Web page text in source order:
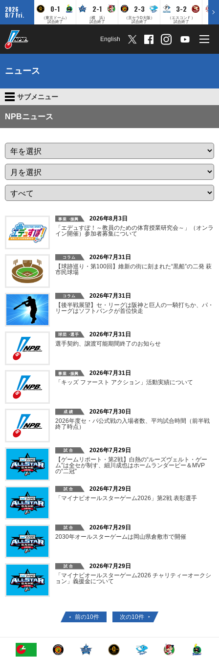
2026
8/7 Fri.
0-1
（東京ドーム）
試合終了
2-1
（横 浜）
試合終了
2-3
（京セラD大阪）
試合終了
3-2
（エスコンＦ）
試合終了
English
ニュース
サブメニュー
NPBニュース
2026年8月3日
「エデュすぽ！～教員のための体育授業研究会～」（オンラ
イン開催）参加者募集について
2026年7月31日
【球跡巡り・第100回】維新の街に刻まれた“黒船”の二発 萩
市民球場
2026年7月31日
【後半戦展望】セ・リーグは阪神と巨人の一騎打ちか、パ・
リーグはソフトバンクが首位快走
2026年7月31日
選手契約、譲渡可能期間終了のお知らせ
2026年7月31日
「キッズ ファースト アクション」活動実績について
2026年7月30日
2026年度セ・パ公式戦の入場者数、平均試合時間（前半戦
終了時点）
2026年7月29日
【ゲームリポート・第2戦】白熱の“ルーズヴェルト・ゲー
ム”は全セが制す、細川成也はホームランダービー＆MVP
の“二冠”
2026年7月29日
「マイナビオールスターゲーム2026」第2戦 表彰選手
2026年7月29日
2030年オールスターゲームは岡山県倉敷市で開催
2026年7月29日
「マイナビオールスターゲーム2026 チャリティーオークシ
ョン」義援金について
前の10件 次の10件